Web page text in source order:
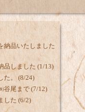
納品いたしました
品しました (1/13)
た。 (8/24)
谷尾まで (7/12)
した (6/2)